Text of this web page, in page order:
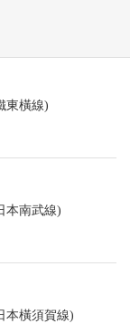
東橫線)
本南武線)
本橫須賀線)